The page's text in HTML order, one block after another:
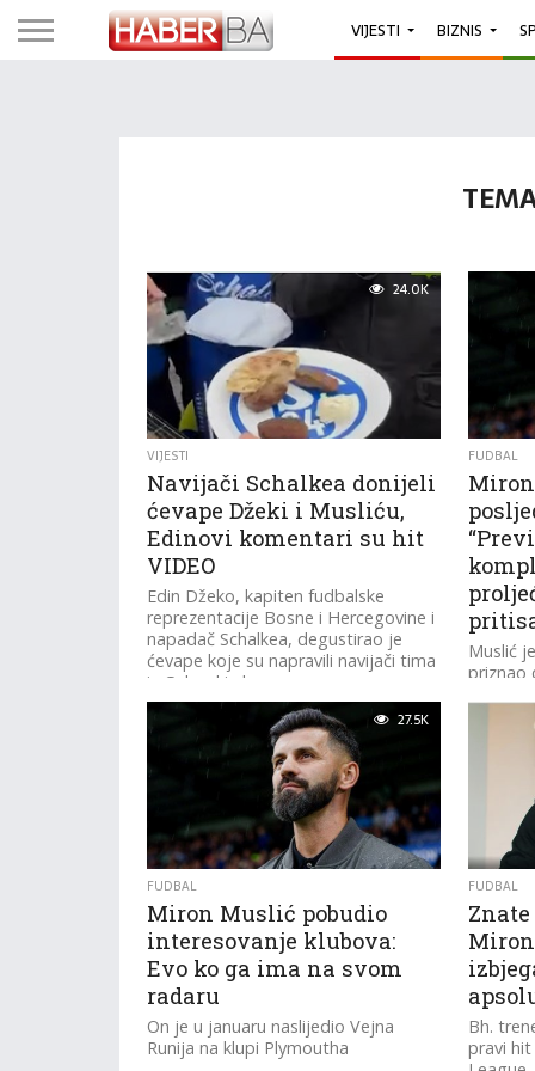
VIJESTI BIZNIS
24.0K
VIJESTI
Navijači Schalkea donijeli
ćevape Džeki i Musliću,
Edinovi komentari su hit
VIDEO
Edin Džeko, kapiten fudbalske
reprezentacije Bosne i Hercegovine i
napadač Schalkea, degustirao je
ćevape koje su napravili navijači tima
iz Gelsenkirchena.
FUDBAL
Muslić
priznao
27.5K
FUDBAL
Miron Muslić pobudio
interesovanje klubova:
Evo ko ga ima na svom
radaru
On je u januaru naslijedio Vejna
Runija na klupi Plymoutha
FUDBAL
Bh.
pravi hit